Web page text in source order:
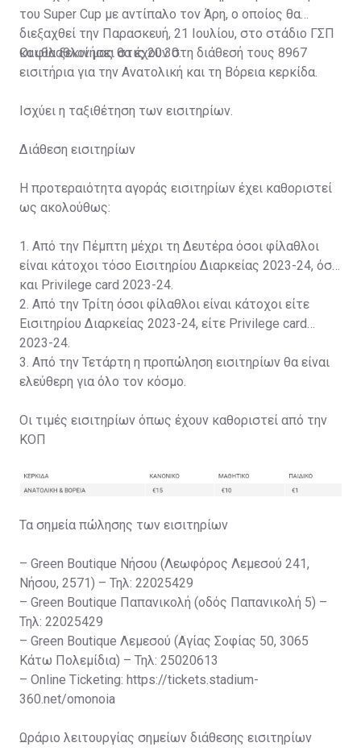
του Super Cup με αντίπαλο τον Άρη, ο οποίος θα
διεξαχθεί την Παρασκευή, 21 Ιουλίου, στο στάδιο ΓΣΠ
και θα ξεκινήσει στις 20:30.
Οι φίλαθλοί μας θα έχουν στη διάθεσή τους 8967
εισιτήρια για την Ανατολική και τη Βόρεια κερκίδα.
Ισχύει η ταξιθέτηση των εισιτηρίων.
Διάθεση εισιτηρίων
Η προτεραιότητα αγοράς εισιτηρίων έχει καθοριστεί
ως ακολούθως:
1. Από την Πέμπτη μέχρι τη Δευτέρα όσοι φίλαθλοι
είναι κάτοχοι τόσο Εισιτηρίου Διαρκείας 2023-24, όσο
και Privilege card 2023-24.
2. Από την Τρίτη όσοι φίλαθλοι είναι κάτοχοι είτε
Εισιτηρίου Διαρκείας 2023-24, είτε Privilege card
2023-24.
3. Από την Τετάρτη η προπώληση εισιτηρίων θα είναι
ελεύθερη για όλο τον κόσμο.
Οι τιμές εισιτηρίων όπως έχουν καθοριστεί από την
ΚΟΠ
Τα σημεία πώλησης των εισιτηρίων
– Green Boutique Νήσου (Λεωφόρος Λεμεσού 241,
Νήσου, 2571) – Τηλ: 22025429
– Green Boutique Παπανικολή (οδός Παπανικολή 5) –
Τηλ: 22025429
– Green Boutique Λεμεσού (Αγίας Σοφίας 50, 3065
Κάτω Πολεμίδια) – Τηλ: 25020613
– Online Ticketing: https://tickets.stadium-
360.net/omonoia
Ωράριο λειτουργίας σημείων διάθεσης εισιτηρίων